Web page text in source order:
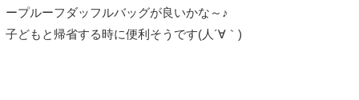
ープルーフダッフルバッグが良いかな～♪
子どもと帰省する時に便利そうです(人´∀｀)